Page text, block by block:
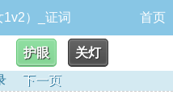
）_证词 首页
护眼
关灯
下一页